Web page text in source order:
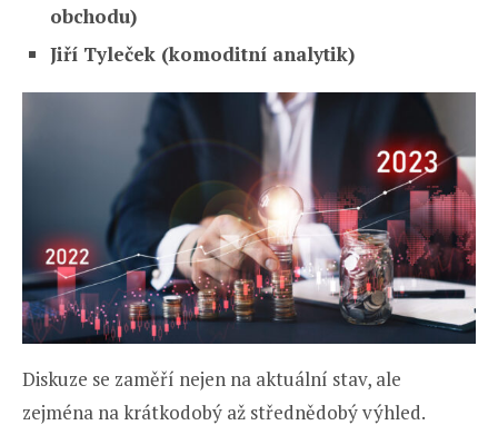
obchodu)
Jiří Tyleček (komoditní analytik)
Diskuze se zaměří nejen na aktuální stav, ale
zejména na krátkodobý až střednědobý výhled.